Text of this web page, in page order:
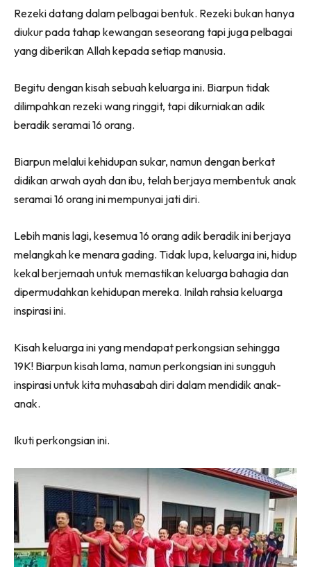
(Twitter)
Rezeki datang dalam pelbagai bentuk. Rezeki bukan hanya
diukur pada tahap kewangan seseorang tapi juga pelbagai
yang diberikan Allah kepada setiap manusia.
Begitu dengan kisah sebuah keluarga ini. Biarpun tidak
dilimpahkan rezeki wang ringgit, tapi dikurniakan adik
beradik seramai 16 orang.
Biarpun melalui kehidupan sukar, namun dengan berkat
didikan arwah ayah dan ibu, telah berjaya membentuk anak
seramai 16 orang ini mempunyai jati diri.
Lebih manis lagi, kesemua 16 orang adik beradik ini berjaya
melangkah ke menara gading. Tidak lupa, keluarga ini, hidup
kekal berjemaah untuk memastikan keluarga bahagia dan
dipermudahkan kehidupan mereka. Inilah rahsia keluarga
inspirasi ini.
Kisah keluarga ini yang mendapat perkongsian sehingga
19K! Biarpun kisah lama, namun perkongsian ini sungguh
inspirasi untuk kita muhasabah diri dalam mendidik anak-
anak.
Ikuti perkongsian ini.